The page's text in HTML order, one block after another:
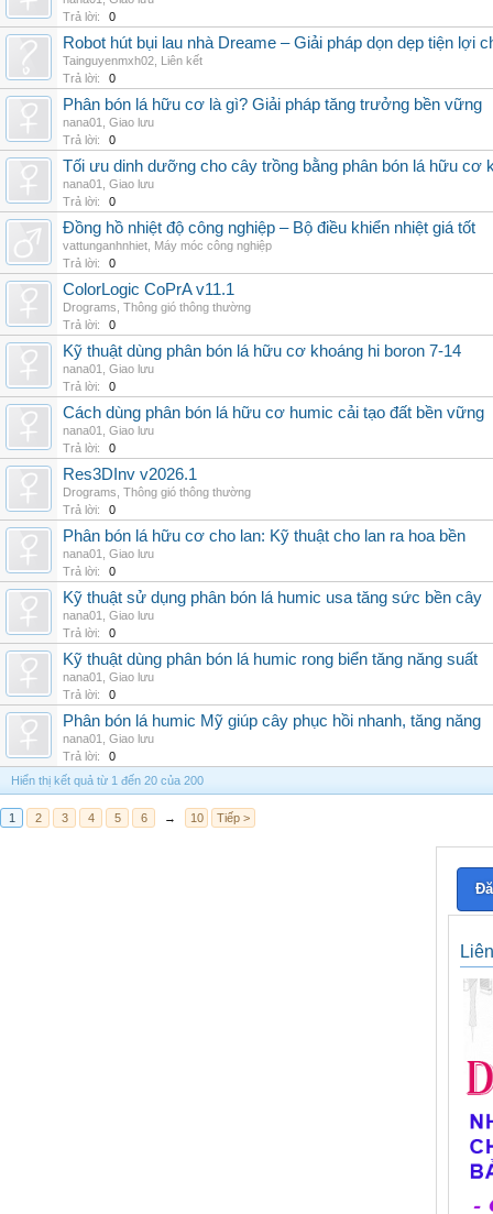
Trả lời:
0
Robot hút bụi lau nhà Dreame – Giải pháp dọn dẹp tiện lợi
Tainguyenmxh02 Liên kết
Trả lời:
0
Phân bón lá hữu cơ là gì? Giải pháp tăng trưởng bền vững
nana01
Giao lưu
Trả lời:
0
Tối ưu dinh dưỡng cho cây trồng bằng phân bón lá hữu cơ
nana01
Giao lưu
Trả lời:
0
Đồng hồ nhiệt độ công nghiệp – Bộ điều khiển nhiệt giá tốt
vattunganhnhiet Máy móc công nghiệp
Trả lời:
0
ColorLogic CoPrA v11.1
Drograms Thông gió thông thường
Trả lời:
0
Kỹ thuật dùng phân bón lá hữu cơ khoáng hi boron 7-14
nana01
Giao lưu
Trả lời:
0
Cách dùng phân bón lá hữu cơ humic cải tạo đất bền vững
nana01
Giao lưu
Trả lời:
0
Res3DInv v2026.1
Drograms Thông gió thông thường
Trả lời:
0
Phân bón lá hữu cơ cho lan: Kỹ thuật cho lan ra hoa bền
nana01
Giao lưu
Trả lời:
0
Kỹ thuật sử dụng phân bón lá humic usa tăng sức bền cây
nana01
Giao lưu
Trả lời:
0
Kỹ thuật dùng phân bón lá humic rong biển tăng năng suất
nana01
Giao lưu
Trả lời:
0
Phân bón lá humic Mỹ giúp cây phục hồi nhanh, tăng năng
nana01
Giao lưu
Trả lời:
0
Hiển thị kết quả từ 1 đến 20 của 200
1 2 3 4 5 6 → 10 Tiếp >